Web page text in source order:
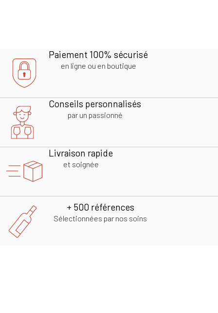
Paiement 100% sécurisé
en ligne ou en boutique
Conseils personnalisés
par un passionné
Livraison rapide
et soignée
+ 500 références
Sélectionnées par nos soins